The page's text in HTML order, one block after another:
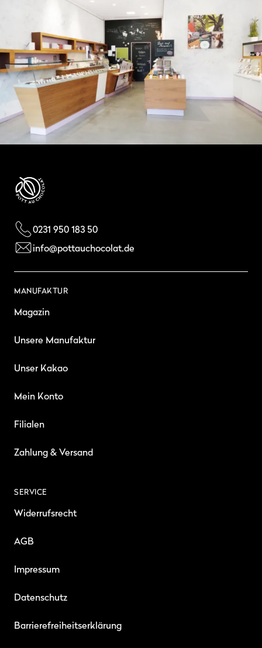
0231 950 183 50
info@pottauchocolat.de
MANUFAKTUR
Magazin
Unsere Manufaktur
Unser Kakao
Mein Konto
Filialen
Zahlung & Versand
SERVICE
Widerrufsrecht
AGB
Impressum
Datenschutz
Barrierefreiheitserklärung